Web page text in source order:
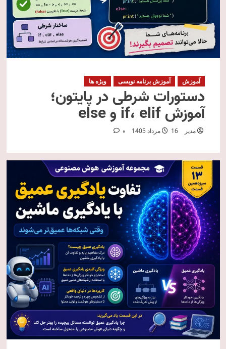
آموزش آموزش برنامه نویسی ویژه ها
دستورات شرطی در پایتون؛
آموزش if، elif و else
مدیر 16 مرداد 1405 0